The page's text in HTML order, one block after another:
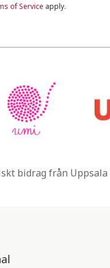
of Service apply.
bidrag från